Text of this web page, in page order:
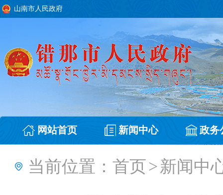
山南市人民政府
网站首页 新闻中心 政务
当前位置： 首页>新闻中